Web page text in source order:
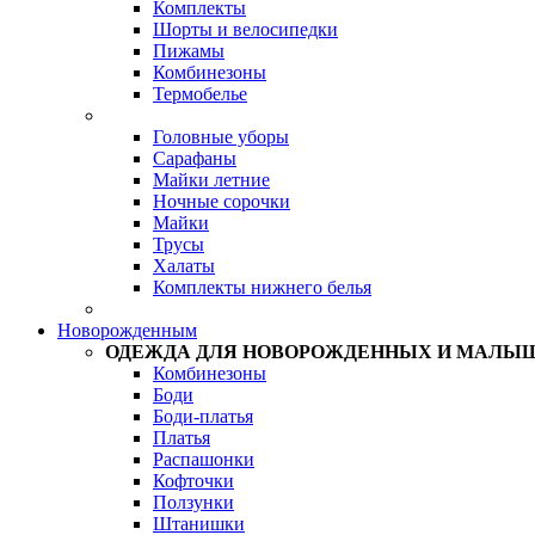
Комплекты
Шорты и велосипедки
Пижамы
Комбинезоны
Термобелье
Головные уборы
Сарафаны
Майки летние
Ночные сорочки
Майки
Трусы
Халаты
Комплекты нижнего белья
Новорожденным
ОДЕЖДА ДЛЯ НОВОРОЖДЕННЫХ И
Комбинезоны
Боди
Боди-платья
Платья
Распашонки
Кофточки
Ползунки
Штанишки